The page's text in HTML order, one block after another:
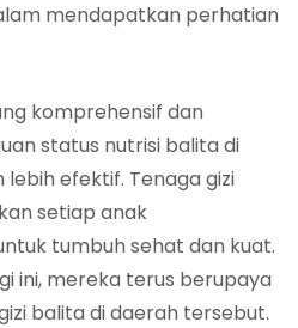
mendapatkan perhatian
komprehensif dan
status nutrisi balita di
efektif. Tenaga gizi
setiap anak
tumbuh sehat dan kuat.
ini, mereka terus berupaya
balita di daerah tersebut.